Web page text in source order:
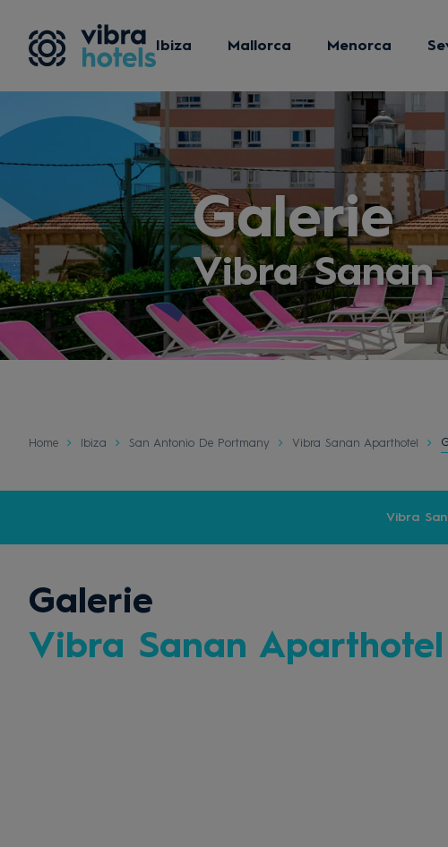
Ibiza Mallorca Menorca
Galerie
Vibra
Home Ibiza San Antonio De Portmany Vibra Sanan Aparthotel
Vibra
Galerie
Vibra Sanan Aparthotel